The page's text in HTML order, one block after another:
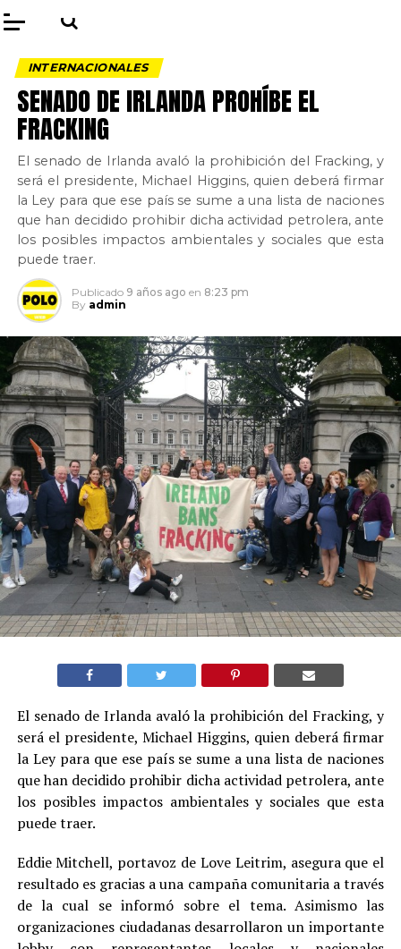
INTERNACIONALES
SENADO DE IRLANDA PROHÍBE EL
FRACKING
El senado de Irlanda avaló la prohibición del Fracking, y
será el presidente, Michael Higgins, quien deberá firmar
la Ley para que ese país se sume a una lista de naciones
que han decidido prohibir dicha actividad petrolera, ante
los posibles impactos ambientales y sociales que esta
puede traer.
Publicado 9 años ago en 8:23 pm
By admin
El senado de Irlanda avaló la prohibición del Fracking, y
será el presidente, Michael Higgins, quien deberá firmar
la Ley para que ese país se sume a una lista de naciones
que han decidido prohibir dicha actividad petrolera, ante
los posibles impactos ambientales y sociales que esta
puede traer.
Eddie Mitchell, portavoz de Love Leitrim, asegura que el
resultado es gracias a una campaña comunitaria a través
de la cual se informó sobre el tema. Asimismo las
organizaciones ciudadanas desarrollaron un importante